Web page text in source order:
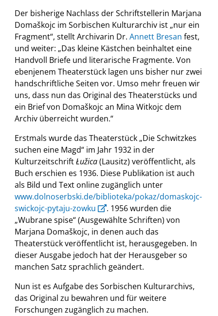
Der bisherige Nachlass der Schriftstellerin Marjana
Domaškojc im Sorbischen Kulturarchiv ist „nur ein
Fragment“, stellt Archivarin Dr. Annett Bresan fest,
und weiter: „Das kleine Kästchen beinhaltet eine
Handvoll Briefe und literarische Fragmente. Von
ebenjenem Theaterstück lagen uns bisher nur zwei
handschriftliche Seiten vor. Umso mehr freuen wir
uns, dass nun das Original des Theaterstücks und
ein Brief von Domaškojc an Mina Witkojc dem
Archiv überreicht wurden.“
Erstmals wurde das Theaterstück „Die Schwitzkes
suchen eine Magd“ im Jahr 1932 in der
KulturzeitschriftŁužica(Lausitz) veröffentlicht, als
Buch erschien es 1936. Diese Publikation ist auch
als Bild und Text online zugänglich unter
www.dolnoserbski.de/biblioteka/pokaz/domaskojc-
swickojc-pytaju-zowku
. 1956 wurden die
„Wubrane spise“ (Ausgewählte Schriften) von
Marjana Domaškojc, in denen auch das
Theaterstück veröffentlicht ist, herausgegeben. In
dieser Ausgabe jedoch hat der Herausgeber so
manchen Satz sprachlich geändert.
Nun ist es Aufgabe des Sorbischen Kulturarchivs,
das Original zu bewahren und für weitere
Forschungen zugänglich zu machen.